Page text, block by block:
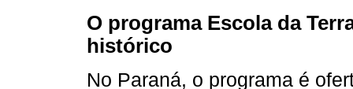
O programa Escola da
histórico
No Paraná, o programa é